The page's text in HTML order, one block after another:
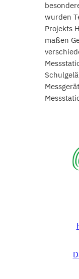
wurden
Projekts
maßen